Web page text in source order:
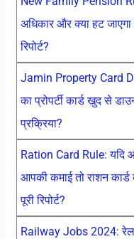
अधिकार और क्या हट
रिपोर्ट?
Jamin Property Card
का प्रोपर्टी कार्ड खुद से
प्रक्रिया?
Ration Card Rule: यदि
आपकी कमाई तो राशन
पूरी रिपोर्ट?
Railway Jobs 2024: